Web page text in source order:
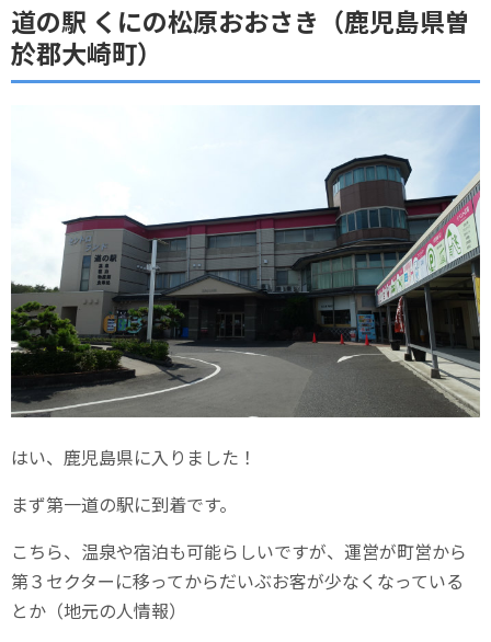
道の駅 くにの松原おおさき（鹿児島県曽
於郡大崎町）
はい、鹿児島県に入りました！
まず第一道の駅に到着です。
こちら、温泉や宿泊も可能らしいですが、運営が町営から
第３セクターに移ってからだいぶお客が少なくなっている
とか（地元の人情報）